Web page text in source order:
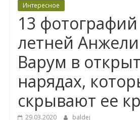
Интересное
13
летней
Варум в
нарядах,
скрывают ее
29.03.2020 baldej